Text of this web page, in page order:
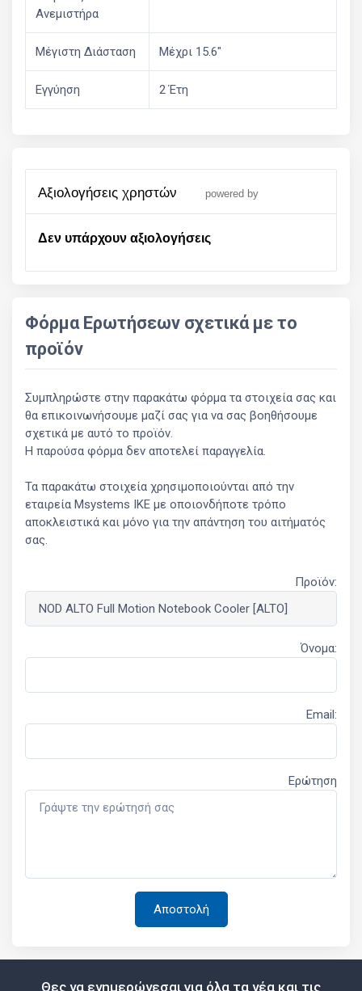
Ανεμιστήρα
Μέγιστη Διάσταση Μέχρι 15.6"
Εγγύηση 2 Έτη
αξιολογήσεις χρηστών powered by
Δεν υπάρχουν αξιολογήσεις
Φόρμα Ερωτήσεων σχετικά με το
προϊόν
Συμπληρώστε στην παρακάτω φόρμα τα στοιχεία σας και
θα επικοινωνήσουμε μαζί σας για να σας βοηθήσουμε
σχετικά με αυτό το προϊόν.
Η παρούσα φόρμα δεν αποτελεί παραγγελία.
Τα παρακάτω στοιχεία χρησιμοποιούνται από την
εταιρεία Msystems ΙΚΕ με οποιονδήποτε τρόπο
αποκλειστικά και μόνο για την απάντηση του αιτήματός
σας.
Προϊόν:
Όνομα:
Email:
Ερώτηση
Θες να ενημερώνεσαι για όλα τα νέα και τις